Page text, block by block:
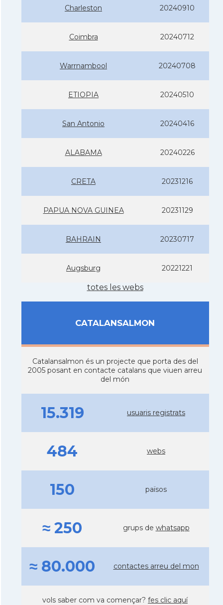
Charleston 20240910
Coimbra 20240712
Warrnambool 20240708
ETIOPIA 20240510
San Antonio 20240416
ALABAMA 20240226
CRETA 20231216
PAPUA NOVA GUINEA 20231129
BAHRAIN 20230717
Augsburg 20221221
totes les webs
CATALANSALMON
Catalansalmon és un projecte que porta des del
2005 posant en contacte catalans que viuen arreu
del món
15.319 usuaris registrats
484 webs
150 països
≈ 250 grups de whatsapp
≈ 80.000 contactes arreu del mon
vols saber com va començar? fes clic aquí